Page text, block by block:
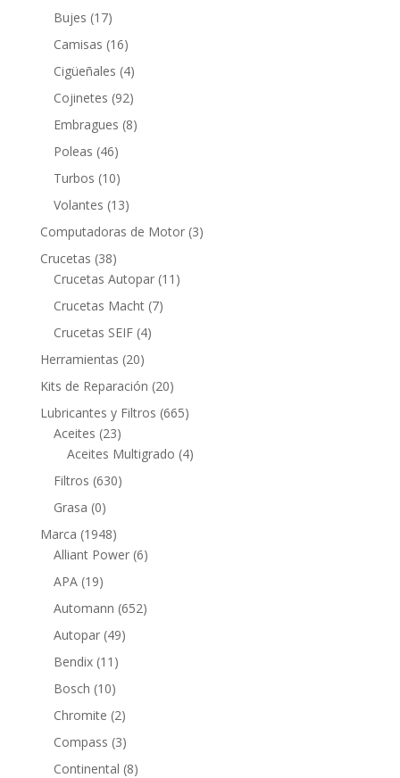
Bujes 1717
productos
Camisas 1616
productos
Cigüeñales 44
productos
Cojinetes 9292
productos
Embragues 88
Poleas 4646
productos
Turbos 1010
productos
Volantes 1313
productos
Computadoras de Motor 33
Crucetas 3838
productos
Crucetas Autopar 11 11
Crucetas Macht 77
Crucetas SEIF 44
Herramientas 2020
productos
Kits de Reparación 2020
productos
Lubricantes y Filtros 665665
Aceites 2323
productos
Aceites Multigrado 44
Filtros 630630
Grasa 00
productos
Marca 19481948
productos
Alliant Power 66
APA 1919
productos
Automann 652652
Autopar 4949
Bendix 11 11
productos
Bosch 1010
productos
Chromite 22
productos
Compass 33
productos
Continental 88